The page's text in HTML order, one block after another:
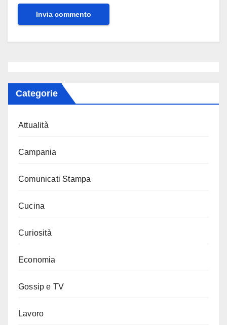
Categorie
Attualità
Campania
Comunicati Stampa
Cucina
Curiosità
Economia
Gossip e TV
Lavoro